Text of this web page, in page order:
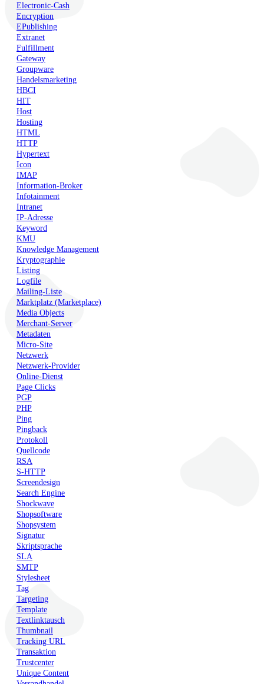
Electronic-Cash
Encryption
EPublishing
Extranet
Fulfillment
Gateway
Groupware
Handelsmarketing
HBCI
HIT
Host
Hosting
HTML
HTTP
Hypertext
Icon
IMAP
Information-Broker
Infotainment
Intranet
IP-Adresse
Keyword
KMU
Knowledge Management
Kryptographie
Listing
Logfile
Mailing-Liste
Marktplatz (Marketplace)
Media Objects
Merchant-Server
Metadaten
Micro-Site
Netzwerk
Netzwerk-Provider
Online-Dienst
Page Clicks
PGP
PHP
Ping
Pingback
Protokoll
Quellcode
RSA
S-HTTP
Screendesign
Search Engine
Shockwave
Shopsoftware
Shopsystem
Signatur
Skriptsprache
SLA
SMTP
Stylesheet
Tag
Targeting
Template
Textlinktausch
Thumbnail
Tracking URL
Transaktion
Trustcenter
Unique Content